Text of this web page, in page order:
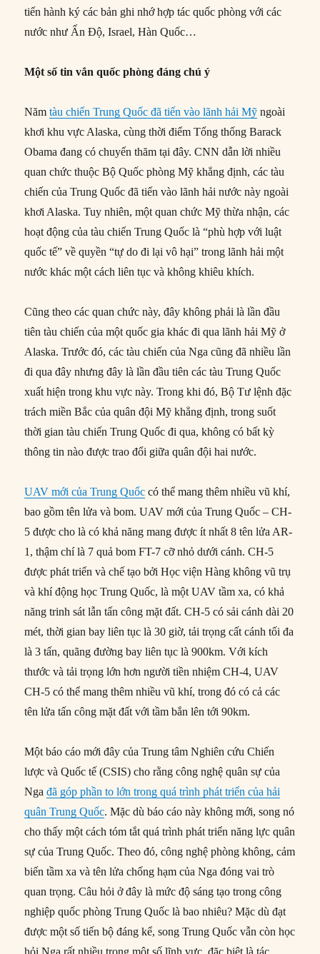
tiến hành ký các bản ghi nhớ hợp tác quốc phòng với các
nước như Ấn Độ, Israel, Hàn Quốc…
Một số tin vắn quốc phòng đáng chú ý
Nămtàu chiến Trung Quốc đã tiến vào lãnh hải Mỹ ngoài
khơi khu vực Alaska, cùng thời điểm Tổng thống Barack
Obama đang có chuyến thăm tại đây. CNN dẫn lời nhiều
quan chức thuộc Bộ Quốc phòng Mỹ khẳng định, các tàu
chiến của Trung Quốc đã tiến vào lãnh hải nước này ngoài
khơi Alaska. Tuy nhiên, một quan chức Mỹ thừa nhận, các
hoạt động của tàu chiến Trung Quốc là “phù hợp với luật
quốc tế” về quyền “tự do đi lại vô hại” trong lãnh hải một
nước khác một cách liên tục và không khiêu khích.
Cũng theo các quan chức này, đây không phải là lần đầu
tiên tàu chiến của một quốc gia khác đi qua lãnh hải Mỹ ở
Alaska. Trước đó, các tàu chiến của Nga cũng đã nhiều lần
đi qua đây nhưng đây là lần đầu tiên các tàu Trung Quốc
xuất hiện trong khu vực này. Trong khi đó, Bộ Tư lệnh đặc
trách miền Bắc của quân đội Mỹ khẳng định, trong suốt
thời gian tàu chiến Trung Quốc đi qua, không có bất kỳ
thông tin nào được trao đổi giữa quân đội hai nước.
UAV mới của Trung Quốc có thể mang thêm nhiều vũ khí,
bao gồm tên lửa và bom. UAV mới của Trung Quốc – CH-
5 được cho là có khả năng mang được ít nhất 8 tên lửa AR-
1, thậm chí là 7 quả bom FT-7 cỡ nhỏ dưới cánh. CH-5
được phát triển và chế tạo bởi Học viện Hàng không vũ trụ
và khí động học Trung Quốc, là một UAV tầm xa, có khả
năng trinh sát lẫn tấn công mặt đất. CH-5 có sải cánh dài 20
mét, thời gian bay liên tục là 30 giờ, tải trọng cất cánh tối đa
là 3 tấn, quãng đường bay liên tục là 900km. Với kích
thước và tải trọng lớn hơn người tiền nhiệm CH-4, UAV
CH-5 có thể mang thêm nhiều vũ khí, trong đó có cả các
tên lửa tấn công mặt đất với tầm bắn lên tới 90km.
Một báo cáo mới đây của Trung tâm Nghiên cứu Chiến
lược và Quốc tế (CSIS) cho rằng công nghệ quân sự của
Ngađã góp phần to lớn trong quá trình phát triển của hải
quân Trung Quốc. Mặc dù báo cáo này không mới, song nó
cho thấy một cách tóm tắt quá trình phát triển năng lực quân
sự của Trung Quốc. Theo đó, công nghệ phòng không, cảm
biến tầm xa và tên lửa chống hạm của Nga đóng vai trò
quan trọng. Câu hỏi ở đây là mức độ sáng tạo trong công
nghiệp quốc phòng Trung Quốc là bao nhiêu? Mặc dù đạt
được một số tiến bộ đáng kể, song Trung Quốc vẫn còn học